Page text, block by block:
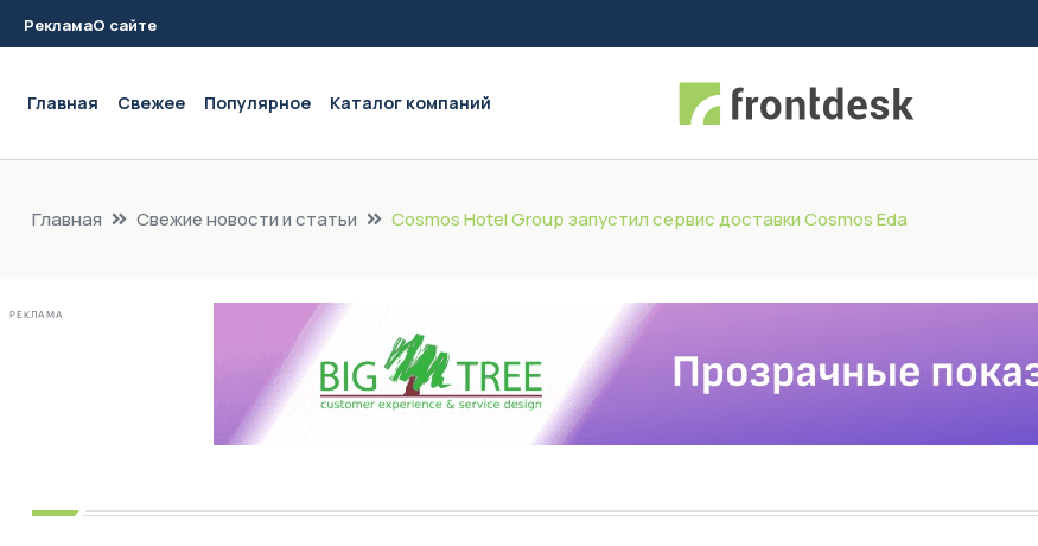
РекламаО сайте
Главная Свежее Популярное Каталог компаний
Главная Свежие новости и статьи Cosmos Hotel Group запустил сервис доставки Cosmos Eda
РЕКЛАМА